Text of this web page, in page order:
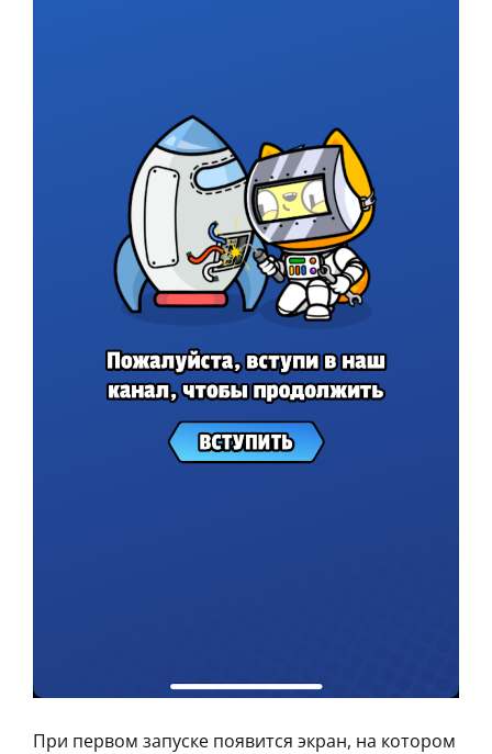
При первом запуске появится экран, на котором